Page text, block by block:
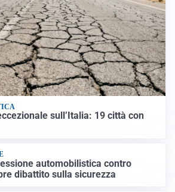
sull’Italia: 19 città con
automobilistica contro
dibattito sulla sicurezza